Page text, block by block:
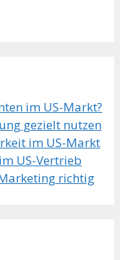
im US-Markt?
gezielt nutzen
im US-Markt
US-Vertrieb
richtig